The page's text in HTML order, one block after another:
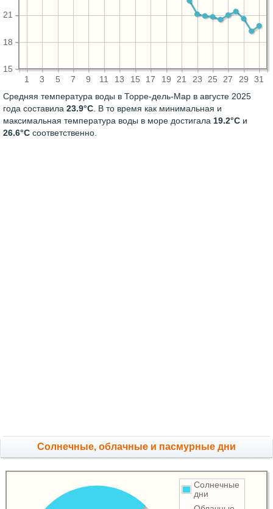
1 3 5 7 9 11 13 15 17 19 21 23 25 27 29 31
15
18
21
Средняя температура воды в Торре-дель-Мар в августе 2025
года составила 23.9°C. В то время как минимальная и
максимальная температура воды в море достигала 19.2°C и
26.6°C соответственно.
Cолнечные, облачные и пасмурные дни
Солнечные
дни